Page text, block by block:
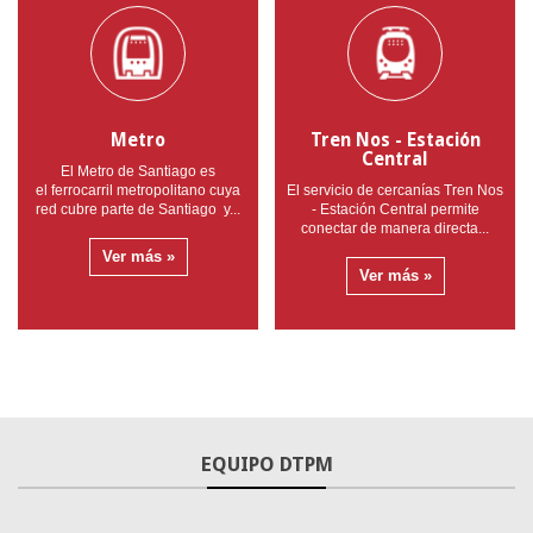
Metro
El Metro de Santiago es
el ferrocarril metropolitano cuya
red cubre parte de Santiago y...
Ver más »
Tren Nos - Estación
Central
El servicio de cercanías Tren Nos
- Estación Central permite
conectar de manera directa...
Ver más »
EQUIPO DTPM